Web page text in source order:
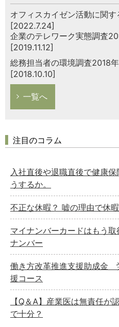
オフィスカイゼン活動に関
[2022.7.24]
企業のテレワーク実態調査
[2019.11.12]
総務担当者の環境調査2018
[2018.10.10]
一覧へ
注目のコラム
入社直後や退職直後で健康
うするか。
不正な休暇？ 嘘の理由で休
マイナンバーカードはもう
ナンバー
働き方改革推進支援助成金
援コース
【Q＆A】産業医は無責任が
で十分？